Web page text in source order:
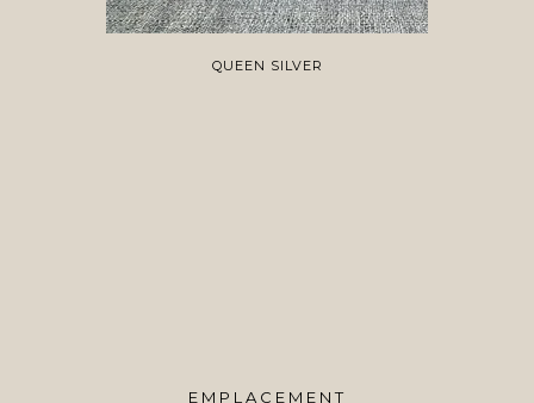
QUEEN SILVER
EMPLACEMENT